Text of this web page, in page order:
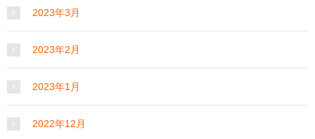
2023年3月
2023年2月
2023年1月
2022年12月